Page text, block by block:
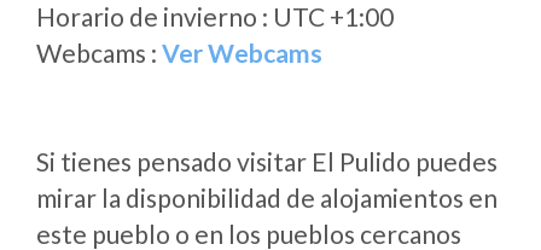
Horario de invierno : UTC +1:00
Webcams : Ver Webcams
Si tienes pensado visitar El Pulido puedes
mirar la disponibilidad de alojamientos en
este pueblo o en los pueblos cercanos